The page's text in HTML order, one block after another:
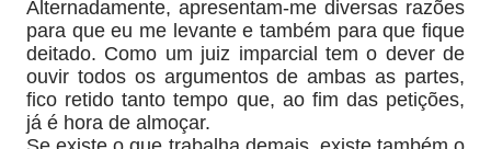
Alternadamente, apresentam-me diversas razões
para que eu me levante e também para que fique
deitado. Como um juiz imparcial tem o dever de
ouvir todos os argumentos de ambas as partes,
fico retido tanto tempo que, ao fim das petições,
já é hora de almoçar.